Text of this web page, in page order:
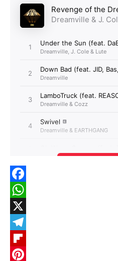
Facebook
WhatsApp
X
Telegram
Flipboard